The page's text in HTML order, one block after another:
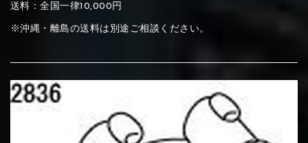
メイン生地は下記16種類からご選択ください。
①Beige
ー選択ください
ください
刺繍は下記21種類からご選択ください。
赤く塗られている場所を選択
ください
赤く塗られている場所を選択
ください
送料：全国一律10,000円
※沖縄・離島の送料は別途ご相談ください。